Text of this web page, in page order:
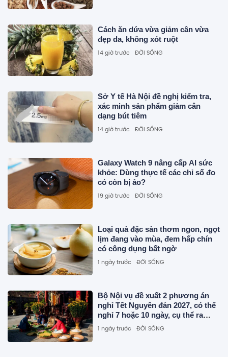
Cách ăn dứa vừa giảm cân vừa
đẹp da, không xót ruột
14 giờ trước ĐỜI SỐNG
Sở Y tế Hà Nội đề nghị kiểm tra,
xác minh sản phẩm giảm cân
dạng bút tiêm
14 giờ trước ĐỜI SỐNG
Galaxy Watch 9 nâng cấp AI sức
khỏe: Dùng thực tế các chỉ số đo
có còn bị ảo?
19 giờ trước ĐỜI SỐNG
Loại quả đặc sản thơm ngon, ngọt
lịm đang vào mùa, đem hấp chín
có công dụng bất ngờ
1 ngày trước ĐỜI SỐNG
Bộ Nội vụ đề xuất 2 phương án
nghỉ Tết Nguyên đán 2027, có thể
nghỉ 7 hoặc 10 ngày, cụ thể ra
sao?
1 ngày trước ĐỜI SỐNG